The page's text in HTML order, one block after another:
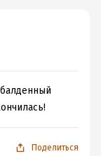
Поделиться